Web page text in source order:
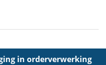
in orderverwerking